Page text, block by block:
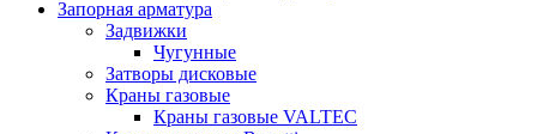
Запорная арматура
Задвижки
Чугунные
Затворы дисковые
Краны газовые
Краны газовые VALTEC